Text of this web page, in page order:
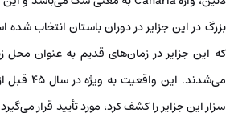
بزرگ در این جزایر در دوران باستان انتخاب شده
که این جزایر در زمان‌های قدیم به عنوان
می‌شدند. این
سزار این جزایر را کشف کرد، مورد تأیید قرار